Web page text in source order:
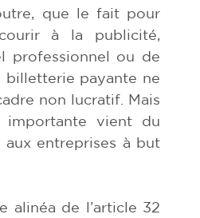
que le fait pour
à la publicité,
professionnel ou de
billetterie payante ne
non lucratif. Mais
importante vient du
entreprises à but
alinéa de l’article 32